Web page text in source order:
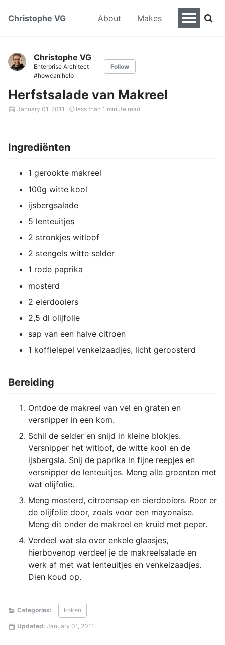
Christophe VG About Makes
Christophe VG
Enterprise Architect
#howcanihelp
Follow
Herfstsalade van Makreel
January 01, 2011 · less than 1 minute read
Ingrediënten
1 gerookte makreel
100g witte kool
ijsbergsalade
5 lenteuitjes
2 stronkjes witloof
2 stengels witte selder
1 rode paprika
mosterd
2 eierdooiers
2,5 dl olijfolie
sap van een halve citroen
1 koffielepel venkelzaadjes, licht geroosterd
Bereiding
Ontdoe de makreel van vel en graten en
versnipper in een kom.
Schil de selder en snijd in kleine blokjes.
Versnipper het witloof, de witte kool en de
ijsbergsla. Snij de paprika in fijne reepjes en
versnipper de lenteuitjes. Meng alle groenten met
wat olijfolie.
Meng mosterd, citroensap en eierdooiers. Roer er
de olijfolie door, zoals voor een mayonaise.
Meng dit onder de makreel en kruid met peper.
Verdeel wat sla over enkele glaasjes,
hierbovenop verdeel je de makreelsalade en
werk af met wat lenteuitjes en venkelzaadjes.
Dien koud op.
Categories: koken
Updated: January 01, 2011